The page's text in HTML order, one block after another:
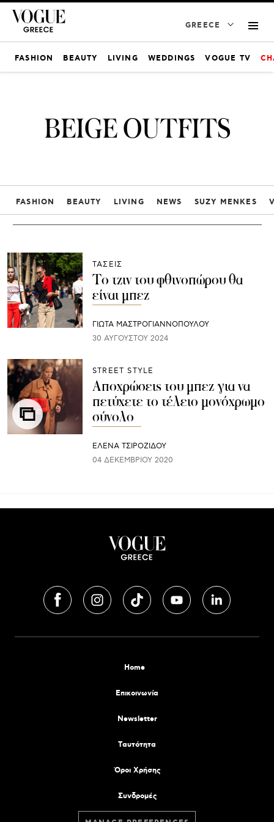
GREECE
FASHION BEAUTY LIVING WEDDINGS VOGUE TV
BEIGE OUTFITS
FASHION BEAUTY LIVING NEWS SUZY MENKES
ΤΑΣΕΙΣ
Το τζιν του φθινοπώρου θα
είναι μπεζ
ΓΙΩΤΑ ΜΑΣΤΡΟΓΙΑΝΝΟΠΟΥΛΟΥ
30 ΑΥΓΟΎΣΤΟΥ 2024
STREET STYLE
Aποχρώσεις του μπεζ για να
πετύχετε το τέλειο μονόχρωμο
σύνολο
ΈΛΕΝΑ ΤΣΙΡΟΖΊΔΟΥ
04 ΔΕΚΕΜΒΡΊΟΥ 2020
Home
Επικοινωνία
Newsletter
Tαυτότητα
Όροι Χρήσης
Συνδρομές